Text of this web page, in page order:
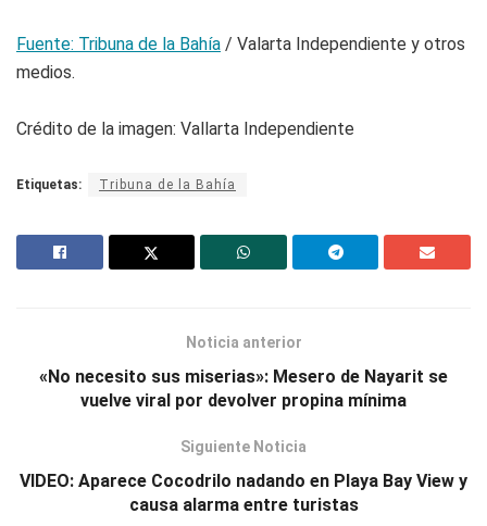
Fuente: Tribuna de la Bahía / Valarta Independiente y otros
medios.
Crédito de la imagen: Vallarta Independiente
Etiquetas: Tribuna de la Bahía
Noticia anterior
«No necesito sus miserias»: Mesero de Nayarit se
vuelve viral por devolver propina mínima
Siguiente Noticia
VIDEO: Aparece Cocodrilo nadando en Playa Bay View y
causa alarma entre turistas